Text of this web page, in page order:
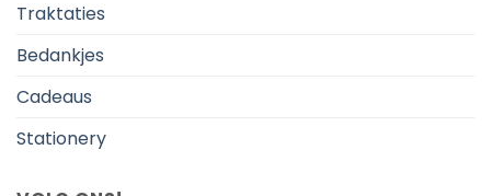
Traktaties
Bedankjes
Cadeaus
Stationery